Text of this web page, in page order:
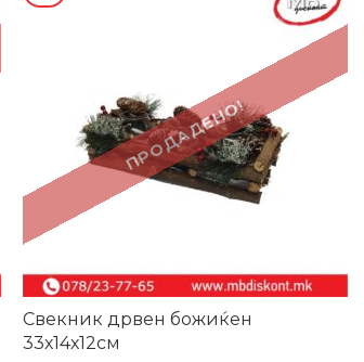
ПРОДАДЕНО!
Свекник дрвен божиќен
33х14х12см